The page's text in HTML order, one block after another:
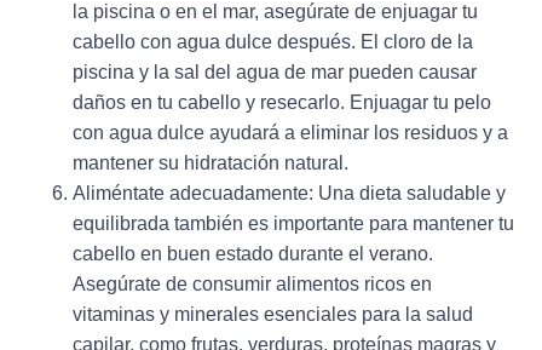
la piscina o en el mar, asegúrate de enjuagar tu
cabello con agua dulce después. El cloro de la
piscina y la sal del agua de mar pueden causar
daños en tu cabello y resecarlo. Enjuagar tu pelo
con agua dulce ayudará a eliminar los residuos y a
mantener su hidratación natural.
Aliméntate adecuadamente: Una dieta saludable y
equilibrada también es importante para mantener tu
cabello en buen estado durante el verano.
Asegúrate de consumir alimentos ricos en
vitaminas y minerales esenciales para la salud
capilar, como frutas, verduras, proteínas magras y